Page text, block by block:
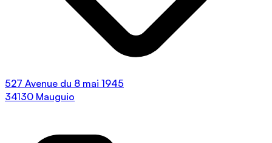
527 Avenue du 8 mai 1945
34130 Mauguio